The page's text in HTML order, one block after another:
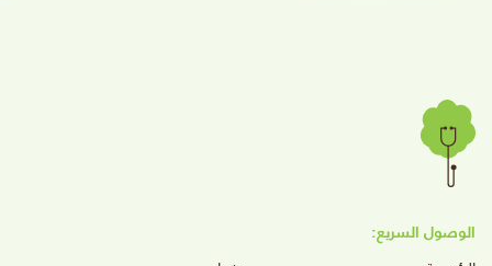
الوصول السريع: